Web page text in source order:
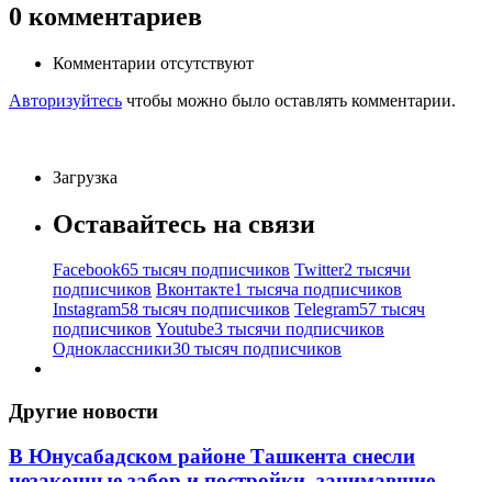
0 комментариев
Комментарии отсутствуют
Авторизуйтесь чтобы можно было оставлять комментарии.
Загрузка
Оставайтесь на связи
Facebook65 тысяч подписчиков Twitter2 тысячи
подписчиков Вконтакте1 тысяча подписчиков
Instagram58 тысяч подписчиков Telegram57 тысяч
подписчиков Youtube3 тысячи подписчиков
Одноклассники30 тысяч подписчиков
Другие новости
В Юнусабадском районе Ташкента снесли